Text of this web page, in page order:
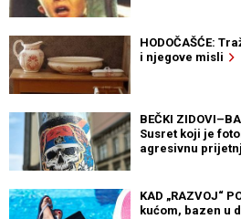
HODOČAŠĆE:
i njegove misli
BEČKI
Susret koji je
agresivnu
KAD „RAZVOJ“
kućom, bazen u